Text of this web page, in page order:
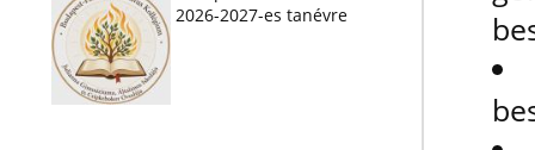
2026-2027-es tanévre